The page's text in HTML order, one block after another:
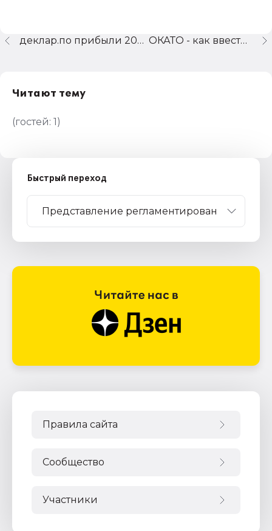
ОКАТО - как ввести в 1С-УСН
деклар.по прибыли 2004 и лист 05
Читают тему
(гостей: 1)
Быстрый переход
Правила сайта
Сообщество
Участники